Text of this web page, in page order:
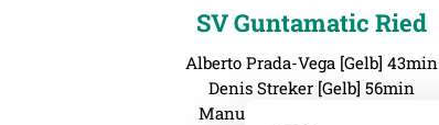
SV Guntamatic Ried
Alberto Prada-Vega [Gelb] 43min
Denis Streker [Gelb] 56min
Manuel Gavilan [Gelb] 66min